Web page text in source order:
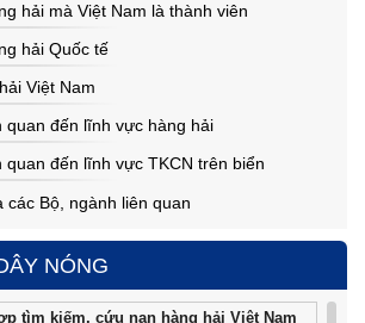
hải mà Việt Nam là thành viên
hải Quốc tế
Việt Nam
quan đến lĩnh vực hàng hải
quan đến lĩnh vực TKCN trên biển
các Bộ, ngành liên quan
NÓNG
tìm kiếm, cứu nạn hàng hải Việt Nam